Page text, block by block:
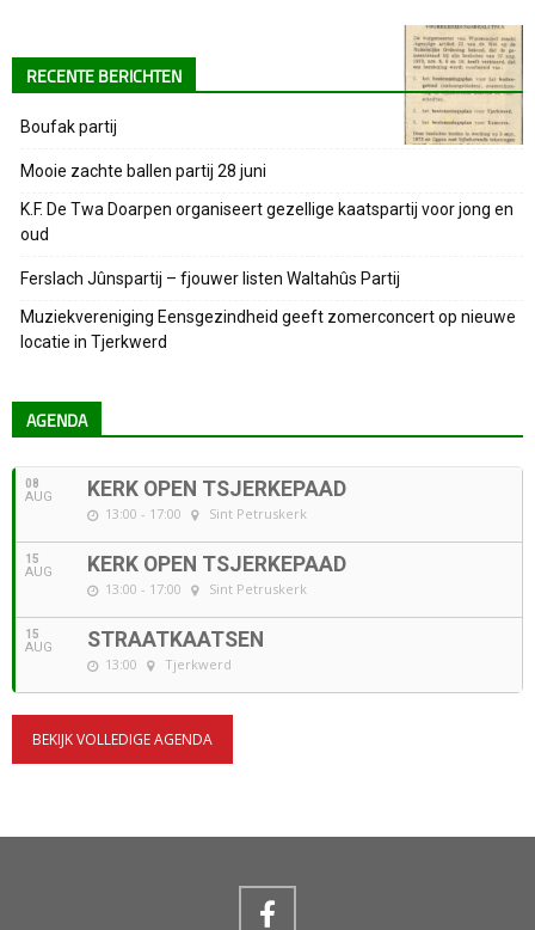
RECENTE BERICHTEN
Boufak partij
Mooie zachte ballen partij 28 juni
K.F. De Twa Doarpen organiseert gezellige kaatspartij voor jong en
oud
Ferslach Jûnspartij – fjouwer listen Waltahûs Partij
Muziekvereniging Eensgezindheid geeft zomerconcert op nieuwe
locatie in Tjerkwerd
AGENDA
08
AUG KERK OPEN TSJERKEPAAD
13:00 - 17:00 Sint Petruskerk
15
AUG KERK OPEN TSJERKEPAAD
13:00 - 17:00 Sint Petruskerk
15
AUG STRAATKAATSEN
13:00 Tjerkwerd
BEKIJK VOLLEDIGE AGENDA